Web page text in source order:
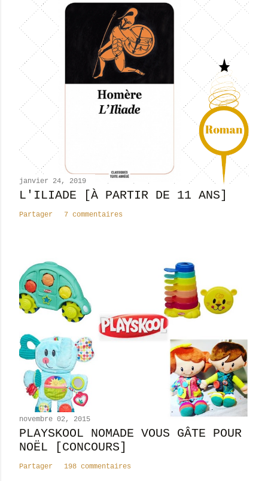
t
r
c
m
n
t
i
janvier 24, 2019
L'ILIADE [À PARTIR DE 11 ANS]
Partager 7 commentaires
novembre 02, 2015
PLAYSKOOL NOMADE VOUS GÂTE POUR
NOËL [CONCOURS]
Partager 198 commentaires